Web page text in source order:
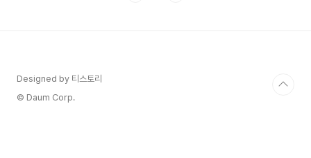
Designed by 티스토리
© Daum Corp.